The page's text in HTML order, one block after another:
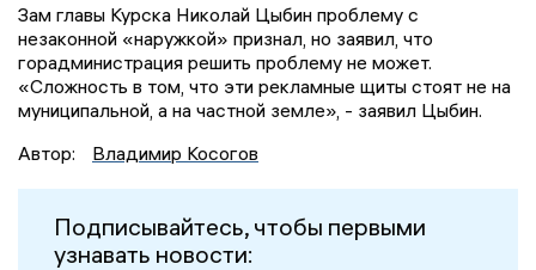
Зам главы Курска Николай Цыбин проблему с
незаконной «наружкой» признал, но заявил, что
горадминистрация решить проблему не может.
«Сложность в том, что эти рекламные щиты стоят не на
муниципальной, а на частной земле», - заявил Цыбин.
Автор:
Владимир Косогов
Подписывайтесь, чтобы первыми
узнавать новости: